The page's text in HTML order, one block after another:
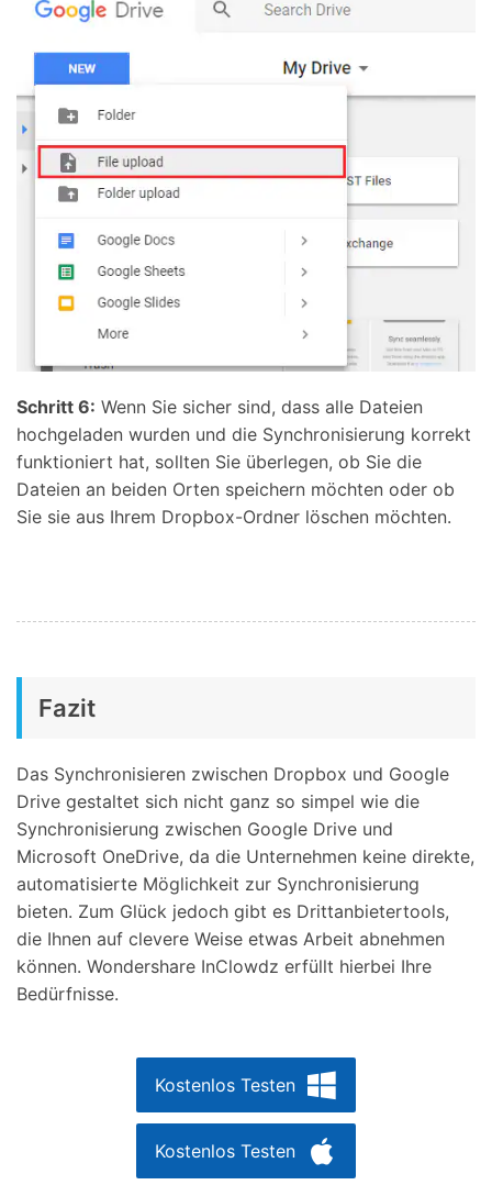
Schritt 6: Wenn Sie sicher sind, dass alle Dateien
hochgeladen wurden und die Synchronisierung korrekt
funktioniert hat, sollten Sie überlegen, ob Sie die
Dateien an beiden Orten speichern möchten oder ob
Sie sie aus Ihrem Dropbox-Ordner löschen möchten.
Fazit
Das Synchronisieren zwischen Dropbox und Google
Drive gestaltet sich nicht ganz so simpel wie die
Synchronisierung zwischen Google Drive und
Microsoft OneDrive, da die Unternehmen keine direkte,
automatisierte Möglichkeit zur Synchronisierung
bieten. Zum Glück jedoch gibt es Drittanbietertools,
die Ihnen auf clevere Weise etwas Arbeit abnehmen
können. Wondershare InClowdz erfüllt hierbei Ihre
Bedürfnisse.
Kostenlos Testen
Kostenlos Testen